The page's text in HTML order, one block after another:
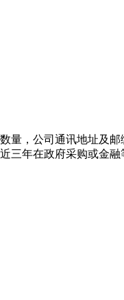
量，公司通讯地址及
年在政府采购或金融